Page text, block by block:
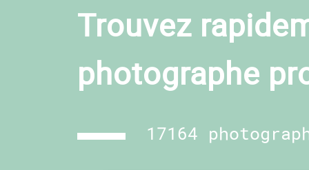
Trouvez
photographe
17164